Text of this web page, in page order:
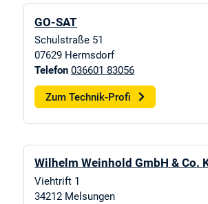
GO-SAT
Schulstraße 51
07629 Hermsdorf
Telefon 036601 83056
Zum Technik-Profi
Wilhelm Weinhold GmbH & Co.
Viehtrift 1
34212 Melsungen